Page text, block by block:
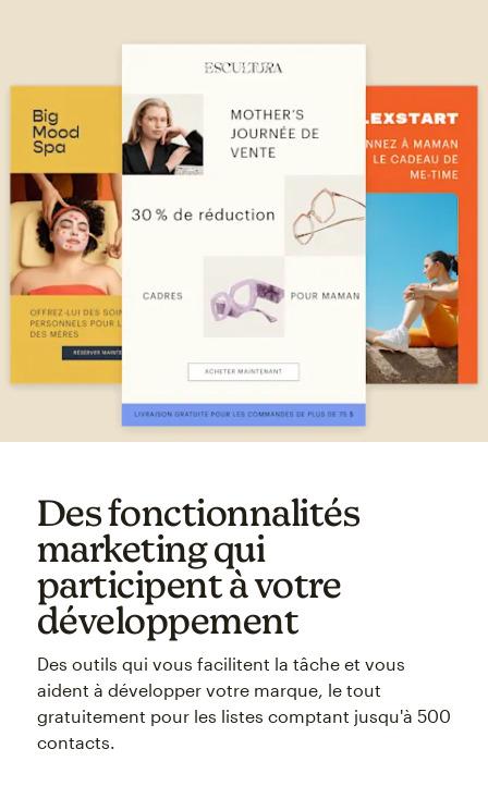
Des fonctionnalités
marketing qui
participent à votre
développement
Des outils qui vous facilitent la tâche et vous
aident à développer votre marque, le tout
gratuitement pour les listes comptant jusqu'à 500
contacts.